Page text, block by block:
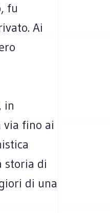
fu
Ai
in
via fino ai
storia di
di una